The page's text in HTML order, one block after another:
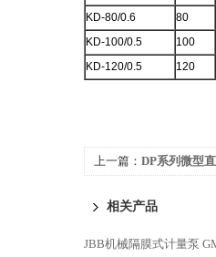
KD-80/0.6
80
KD-100/0.5
100
KD-120/0.5
120
上一篇： DP系列微型
相关产品
JBB机械隔膜式计量泵